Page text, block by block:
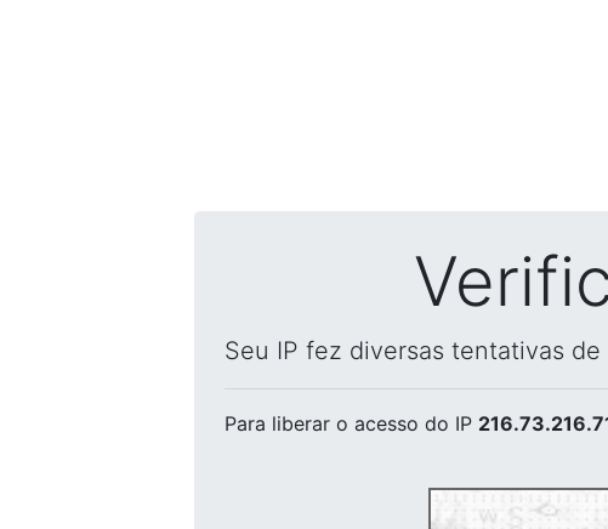
Seu IP fez diversas tentativas
Para liberar o acesso do IP